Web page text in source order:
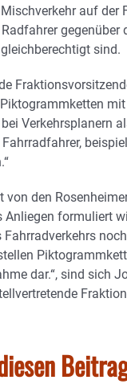
auf der
gegenüber
sind.
Verkehrsplanern
von den
Anliegen formuliert
dar.“, sind sich